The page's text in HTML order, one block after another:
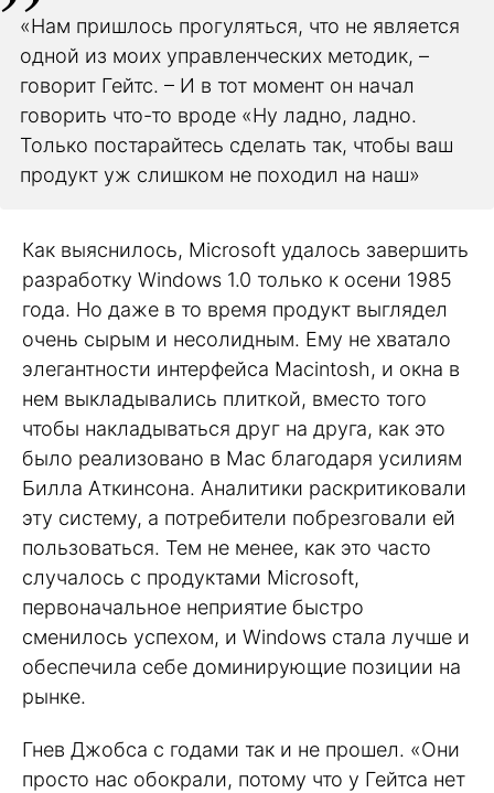
«Нам пришлось прогуляться, что не является
одной из моих управленческих методик, –
говорит Гейтс. – И в тот момент он начал
говорить что-то вроде «Ну ладно, ладно.
Только постарайтесь сделать так, чтобы ваш
продукт уж слишком не походил на наш»
Как выяснилось, Microsoft удалось завершить
разработку Windows 1.0 только к осени 1985
года. Но даже в то время продукт выглядел
очень сырым и несолидным. Ему не хватало
элегантности интерфейса Macintosh, и окна в
нем выкладывались плиткой, вместо того
чтобы накладываться друг на друга, как это
было реализовано в Mac благодаря усилиям
Билла Аткинсона. Аналитики раскритиковали
эту систему, а потребители побрезговали ей
пользоваться. Тем не менее, как это часто
случалось с продуктами Microsoft,
первоначальное неприятие быстро
сменилось успехом, и Windows стала лучше и
обеспечила себе доминирующие позиции на
рынке.
Гнев Джобса с годами так и не прошел. «Они
просто нас обокрали, потому что у Гейтса нет